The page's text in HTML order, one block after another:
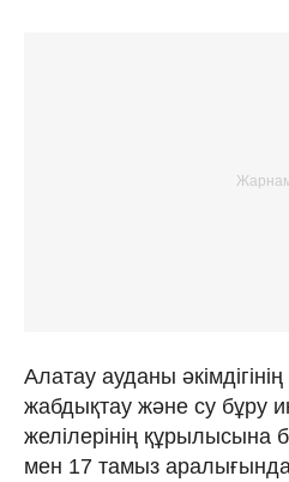
Алатау ауданы
жабдықтау және су бұру
желілерінің құрылысына
мен 17 тамыз